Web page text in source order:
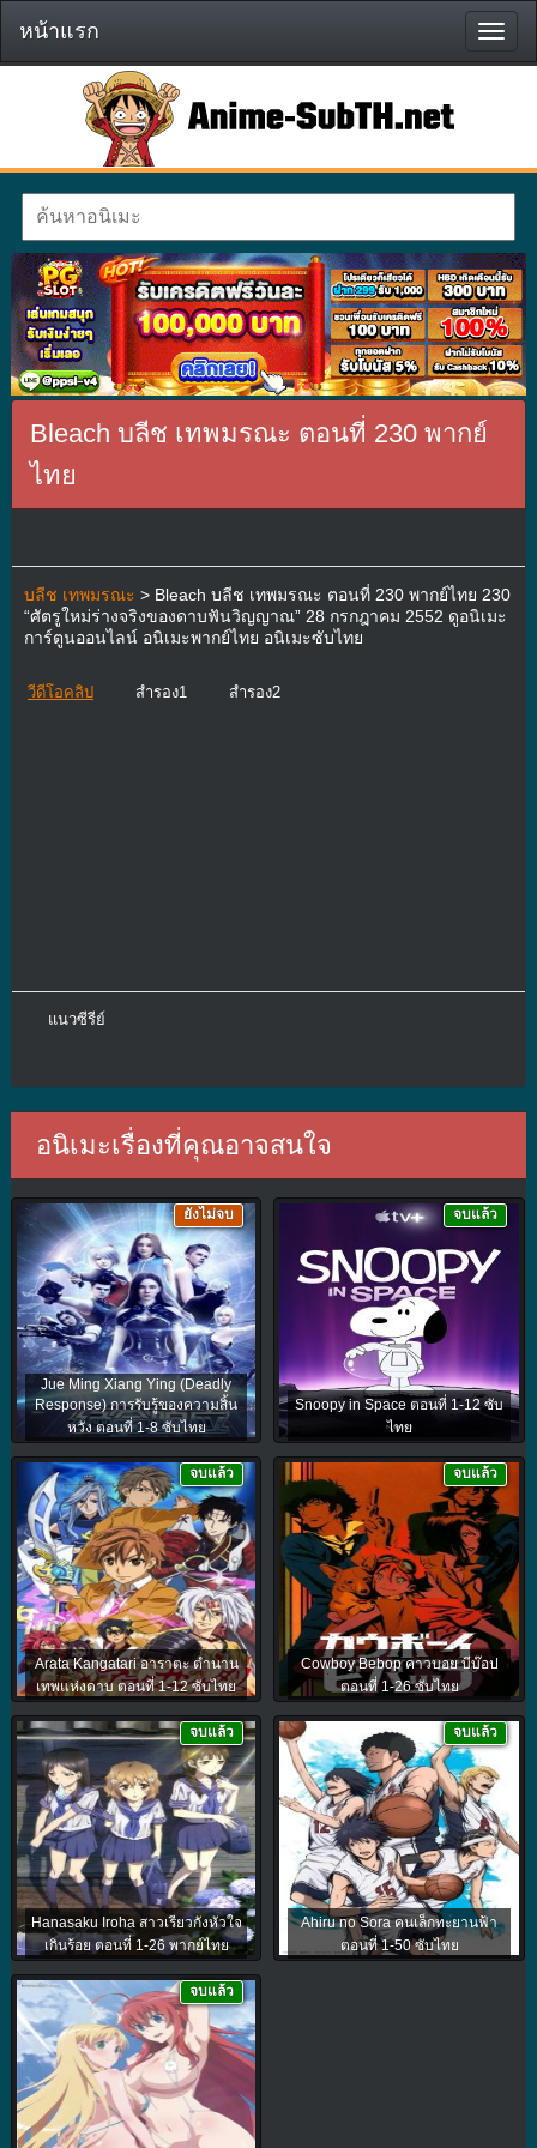
หน้า
แรก
หน้าแรก
Bleach บลีช เทพมรณะ ตอนที่ 230 พากย์
ไทย
บลีช เทพมรณะ > Bleach บลีช เทพมรณะ ตอนที่ 230 พากย์ไทย 230
“ศัตรูใหม่ร่างจริงของดาบฟันวิญญาณ” 28 กรกฎาคม 2552 ดูอนิเมะ
การ์ตูนออนไลน์ อนิเมะพากย์ไทย อนิเมะซับไทย
วีดีโอคลิป สำรอง1 สำรอง2
แนวซีรีย์
อนิเมะเรื่องที่คุณอาจสนใจ
Jue Ming Xiang Ying (Deadly
Response) การรับรู้ของความสิ้น
หวัง ตอนที่ 1-8 ซับไทย
ยังไม่จบ
Snoopy in Space ตอนที่ 1-12 ซับ
ไทย
จบแล้ว
Arata Kangatari อาราตะ ตำนาน
เทพแห่งดาบ ตอนที่ 1-12 ซับไทย
จบแล้ว
Cowboy Bebop คาวบอย บีบ๊อป
ตอนที่ 1-26 ซับไทย
จบแล้ว
Hanasaku Iroha สาวเรียวกังหัวใจ
เกินร้อย ตอนที่ 1-26 พากย์ไทย
จบแล้ว
Ahiru no Sora คนเล็กทะยานฟ้า
ตอนที่ 1-50 ซับไทย
จบแล้ว
จบแล้ว